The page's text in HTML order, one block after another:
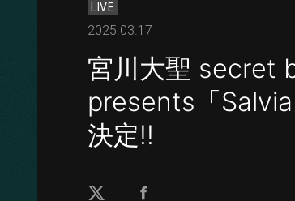
LIVE
2025.03.17
宮川大聖 secret
presents「
決定!!